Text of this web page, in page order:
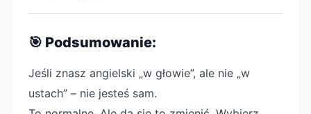
🎯 Podsumowanie:
Jeśli znasz angielski „w głowie”, ale nie „w
ustach” – nie jesteś sam.